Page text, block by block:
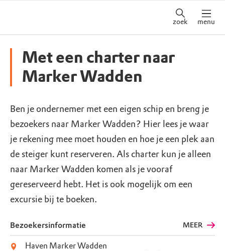
zoek menu
Met een charter naar
Marker Wadden
Ben je ondernemer met een eigen schip en breng je
bezoekers naar Marker Wadden? Hier lees je waar
je rekening mee moet houden en hoe je een plek aan
de steiger kunt reserveren. Als charter kun je alleen
naar Marker Wadden komen als je vooraf
gereserveerd hebt. Het is ook mogelijk om een
excursie bij te boeken.
Bezoekersinformatie MEER
Haven Marker Wadden